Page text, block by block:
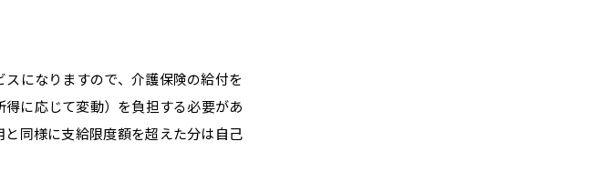
になりますので、介護保険の給付を
に応じて変動）を負担する必要があ
同様に支給限度額を超えた分は自己